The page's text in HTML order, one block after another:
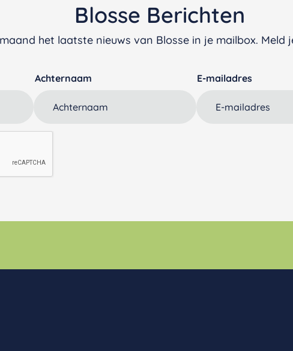
Blosse Berichten
het laatste nieuws van Blosse in je mailbox. Meld
Achternaam E-mailadres